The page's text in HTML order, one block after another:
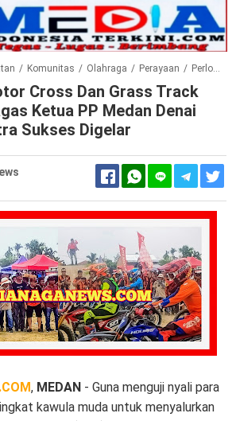
/ Komunitas / Olahraga / Perayaan / Perlombaan Motor Cross Dan Grass Track 2023 Yang Digagas Ketua PP Medan Denai Guntur Syahputra Sukses Digelar
Cross Dan Grass Track
Ketua PP Medan Denai
Sukses Digelar
, MEDAN - Guna menguji nyali para
kawula muda untuk menyalurkan